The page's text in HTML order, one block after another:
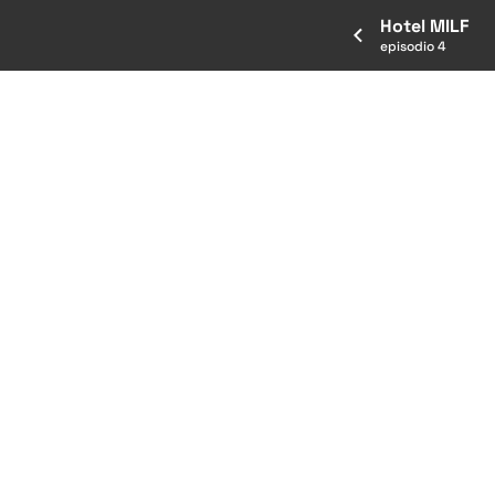
Hotel MILF
episodio 4